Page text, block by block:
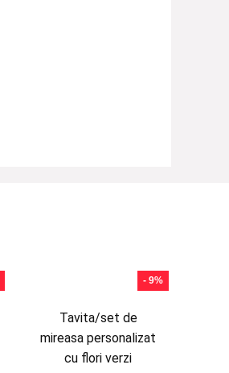
- 9%
Tavita/set de
mireasa personalizat
cu flori verzi